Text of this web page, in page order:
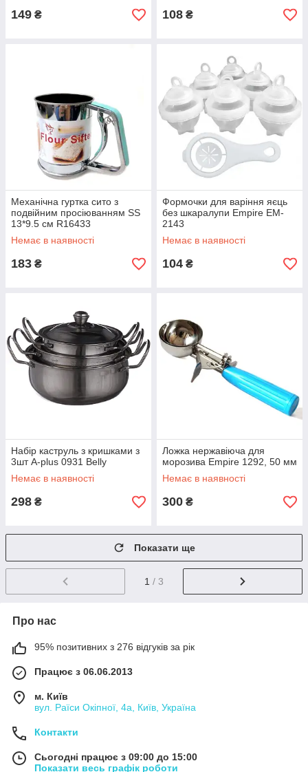
149 ₴ 108 ₴
Механічна гуртка сито з
подвійним просіюванням SS
13*9.5 см R16433
Немає в наявності
183 ₴
Формочки для варіння яєць
без шкаралупи Empire EM-
2143
Немає в наявності
104 ₴
Набір каструль з кришками з
3шт A-plus 0931 Belly
Немає в наявності
298 ₴
Ложка нержавіюча для
морозива Empire 1292, 50 мм
Немає в наявності
300 ₴
Показати ще
1 / 3
Про нас
95% позитивних з 276 відгуків за рік
Працює з 06.06.2013
м. Київ
вул. Раїси Окіпної, 4а, Київ, Україна
Контакти
Сьогодні працює з 09:00 до 15:00
Показати весь графік роботи